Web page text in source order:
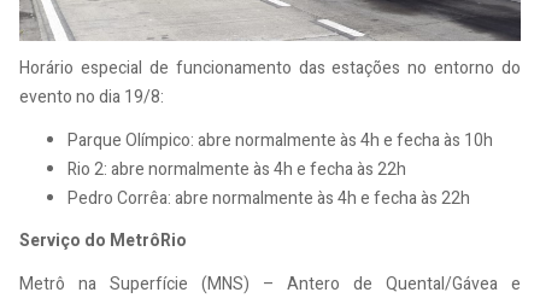
Horário especial de funcionamento das estações no entorno do
evento no dia 19/8:
Parque Olímpico: abre normalmente às 4h e fecha às 10h
Rio 2: abre normalmente às 4h e fecha às 22h
Pedro Corrêa: abre normalmente às 4h e fecha às 22h
Serviço do MetrôRio
Metrô na Superfície (MNS) – Antero de Quental/Gávea e